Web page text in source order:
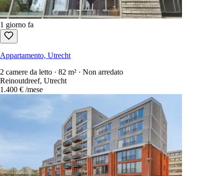
1 giorno fa
Appartamento, Utrecht
2 camere da letto · 82 m² · Non arredato
Reinoutdreef, Utrecht
1.400 € /mese